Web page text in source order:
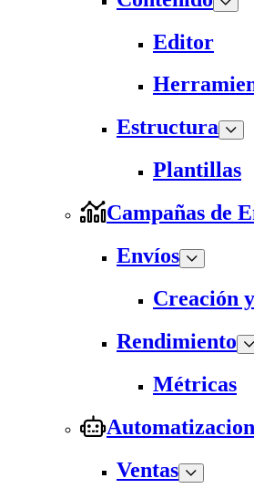
Editor
Estructura
Plantillas
Campañas de
Envíos
Creación
Rendimiento
Métricas
Ventas